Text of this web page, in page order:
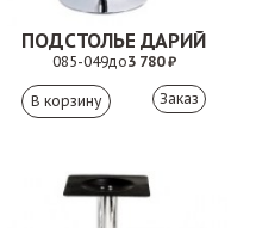
ПОДСТОЛЬЕ ДАРИЙ
085-049до3 780 ₽
Заказ